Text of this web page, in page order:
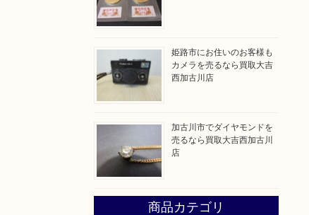
姫路市にお住いのお客様も
カメラを売るなら買取大吉
西加古川店
加古川市でダイヤモンドを
売るなら買取大吉西加古川
店
商品カテゴリ